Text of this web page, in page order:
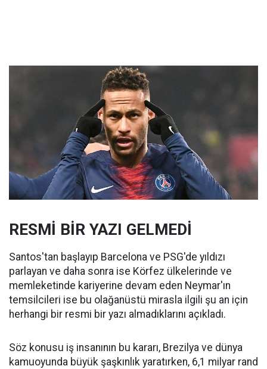
RESMİ BİR YAZI GELMEDİ
Santos'tan başlayıp Barcelona ve PSG'de yıldızı
parlayan ve daha sonra ise Körfez ülkelerinde ve
memleketinde kariyerine devam eden Neymar'ın
temsilcileri ise bu olağanüstü mirasla ilgili şu an için
herhangi bir resmi bir yazı almadıklarını açıkladı.
Söz konusu iş insanının bu kararı, Brezilya ve dünya
kamuoyunda büyük şaşkınlık yaratırken, 6,1 milyar rand